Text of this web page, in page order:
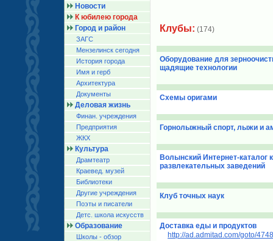
Новости
К юбилею города
Город и район
ЗАГС
Мензелинск сегодня
История города
Имя и герб
Архитектура
Документы
Деловая жизнь
Финан. учреждения
Предприятия
ЖКХ
Культура
Драмтеатр
Краевед. музей
Библиотеки
Другие учреждения
Поэты и писатели
Детс. школа искусств
Образование
Школы - обзор
Клубы: (174)
Оборудование для
щадящие технологии
Схемы оригами
Горнолыжный спорт, лыжи и
Волынский Интернет-каталог
развлекательных заведений
Клуб точных наук
Доставка еды и продуктов
http://ad.admitad.com/goto/